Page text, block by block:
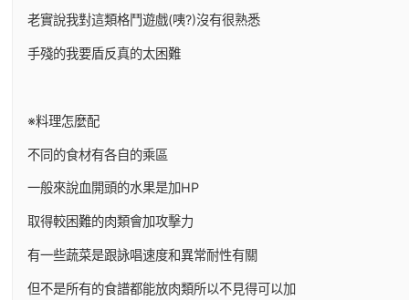
老實說我對這類格鬥遊戲(咦?)沒有很熟悉
手殘的我要盾反真的太困難
※料理怎麼配
不同的食材有各自的乘區
一般來說血開頭的水果是加HP
取得較困難的肉類會加攻擊力
有一些蔬菜是跟詠唱速度和異常耐性有關
但不是所有的食譜都能放肉類所以不見得可以加